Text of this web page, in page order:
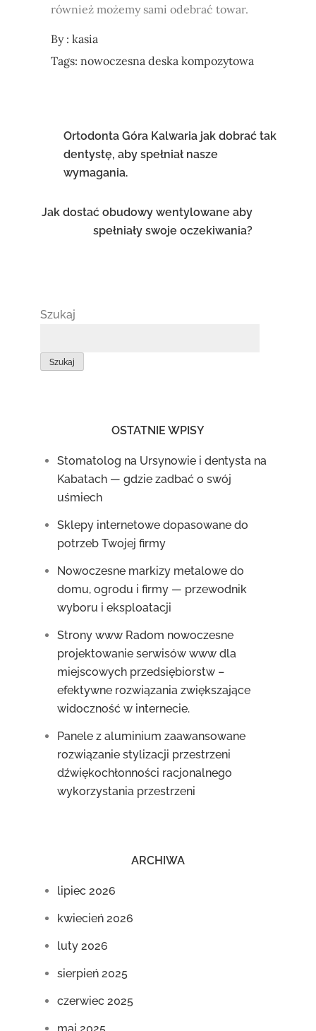
również możemy sami odebrać towar.
By :kasia
Tags:nowoczesna deska kompozytowa
Nawigacja
wpisu
Ortodonta Góra Kalwaria jak dobrać tak
dentystę, aby spełniał nasze
wymagania.
Jak dostać obudowy wentylowane aby
spełniały swoje oczekiwania?
Szukaj
Szukaj
OSTATNIE WPISY
Stomatolog na Ursynowie i dentysta na
Kabatach — gdzie zadbać o swój
uśmiech
Sklepy internetowe dopasowane do
potrzeb Twojej firmy
Nowoczesne markizy metalowe do
domu, ogrodu i firmy — przewodnik
wyboru i eksploatacji
Strony www Radom nowoczesne
projektowanie serwisów www dla
miejscowych przedsiębiorstw –
efektywne rozwiązania zwiększające
widoczność w internecie.
Panele z aluminium zaawansowane
rozwiązanie stylizacji przestrzeni
dźwiękochłonności racjonalnego
wykorzystania przestrzeni
ARCHIWA
lipiec 2026
kwiecień 2026
luty 2026
sierpień 2025
czerwiec 2025